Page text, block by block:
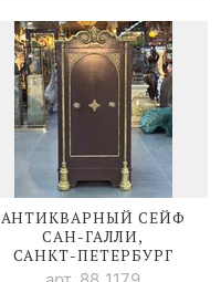
АНТИКВАРНЫЙ СЕЙФ
САН-ГАЛЛИ,
САНКТ-ПЕТЕРБУРГ